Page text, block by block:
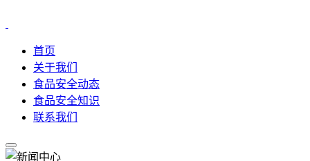
首页
关于我们
食品安全动态
食品安全知识
联系我们